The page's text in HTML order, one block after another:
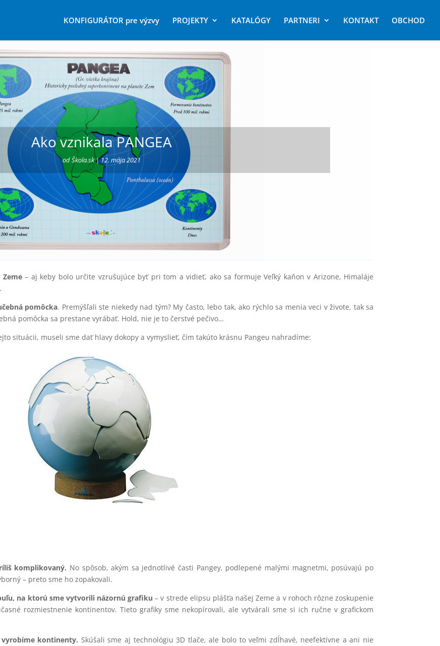
KONFIGURÁTOR pre výzvy PROJEKTY KATALÓGY PARTNERI KONTAKT OBCHOD
Ako vznikala PANGEA
odŠkola.sk|12. mája 2021
Zeme– aj keby bolo určite vzrušujúce byť pri tom a vidieť, ako sa formuje Veľký kaňon v Arizone, Himaláje
pomôcka. Premýšľali ste niekedy nad tým? My často, lebo tak, ako rýchlo sa menia veci v živote, tak sa
pomôcka sa prestane vyrábať. Hold, nie je to čerstvé pečivo…
situácii, museli sme dať hlavy dokopy a vymyslieť, čím takúto krásnu Pangeu nahradíme:
komplikovaný. No spôsob, akým sa jednotlivé časti Pangey, podlepené malými magnetmi, posúvajú po
– preto sme ho zopakovali.
na ktorú sme vytvorili názornú grafiku – v strede elipsu plášťa našej Zeme a v rohoch rôzne zoskupenie
rozmiestnenie kontinentov. Tieto grafiky sme nekopírovali, ale vytvárali sme si ich ručne v grafickom
kontinenty. Skúšali sme aj technológiu 3D tlače, ale bolo to veľmi zdĺhavé, neefektívne a ani nie